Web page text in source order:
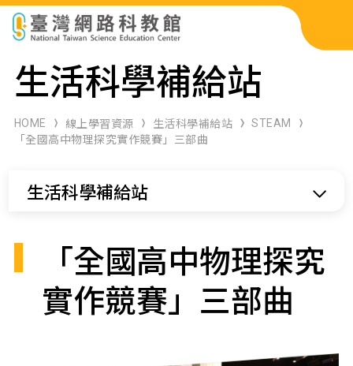
科展作品檢索
科學研習月刊
生活科學補給站
HOME 線上學習資源 生活科學補給站
STEAM
「全國高中物理探究實作競賽」三部曲
生活科學補給站
「全國高中物理探究
實作競賽」三部曲